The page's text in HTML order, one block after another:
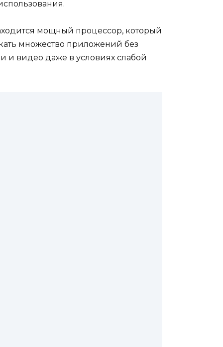
мощный процессор, который
множество приложений без
и видео даже в условиях слабой